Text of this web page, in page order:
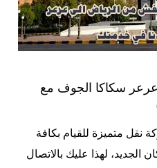
سكاكا الجوف مع
نقل متميزة للقيام بكافة
الجديد، لهذا عليك بالاتصال